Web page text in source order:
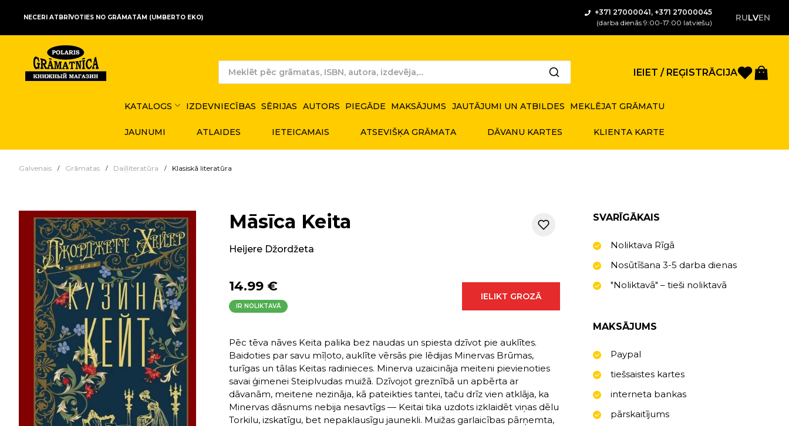
NECERI ATBRĪVOTIES NO GRĀMATĀM (UMBERTO EKO)
+371 27000041, +371 27000045
(darba dienās 9:00-17:00 latviešu)
RULVEN
IEIET / REĢISTRĀCIJA
KATALOGS IZDEVNIECĪBAS SĒRIJAS AUTORS PIEGĀDE MAKSĀJUMS JAUTĀJUMI UN ATBILDES MEKLĒJAT GRĀMATU
JAUNUMI ATLAIDES IETEICAMAIS ATSEVIŠĶA GRĀMATA DĀVANU KARTES KLIENTA KARTE
Galvenais Grāmatas Daiļliteratūra Klasiskā literatūra
Māsīca Keita
Heijere Džordžeta
14.99 €
IR NOLIKTAVĀ
IELIKT GROZĀ
Pēc tēva nāves Keita palika bez naudas un spiesta dzīvot pie auklītes.
Baidoties par savu mīļoto, auklīte vērsās pie lēdijas Minervas Brūmas,
turīgas un tālas Keitas radinieces. Minerva uzaicināja meiteni pievienoties
savai ģimenei Steiplvudas muižā. Dzīvojot greznībā un apbērta ar
dāvanām, meitene nezināja, kā pateikties tantei, taču drīz vien atklāja, ka
Minervas dāsnums nebija nesavtīgs — Keitai tika uzdots izklaidēt viņas dēlu
Torkilu, izskatīgu, bet nepaklausīgu jaunekli. Muižas garlaicības pārņemta,
SVARĪGĀKAIS
Noliktava Rīgā
Nosūtīšana 3-5 darba dienas
"Noliktavā" – tieši noliktavā
MAKSĀJUMS
Paypal
tiešsaistes kartes
interneta bankas
pārskaitījums